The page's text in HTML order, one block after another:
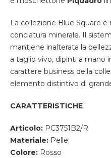
La collezione Blue Square
conciatura minerale. Il
mantiene inalterata la
a taglio vivo, dipinti a mano
carattere business della
elemento distintivo di
CARATTERISTICHE
Articolo: PC3751B2/R
Materiale: Pelle
Colore: Rosso